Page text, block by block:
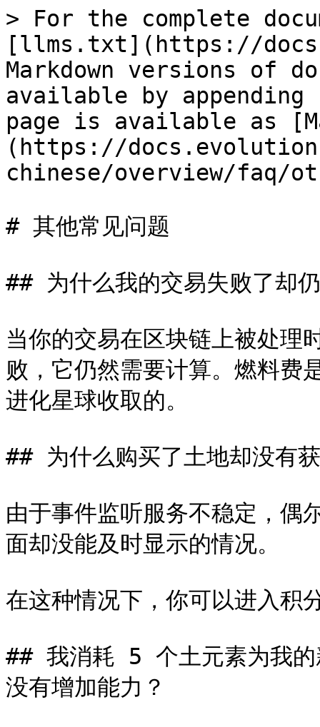
> For the complete
[llms.txt](https://
Markdown versions of
available by
page is available as
(https://
chinese/overview/faq/
# 其他常见问题
## 为什么我的交易失败了却
当你的交易在区块链上被处理
败，它仍然需要计算。燃料费
进化星球收取的。
## 为什么购买了土地却没有
由于事件监听服务不稳定，偶
面却没能及时显示的情况。
在这种情况下，你可以进入积
## 我消耗 5 个土元素为我的
没有增加能力？